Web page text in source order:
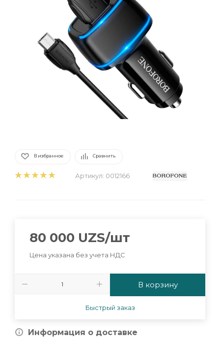
В избранное Сравнить
Артикул: 0012166
80 000 UZS/шт
Цена указана без учета НДС
В корзину
Быстрый заказ
Информация о доставке